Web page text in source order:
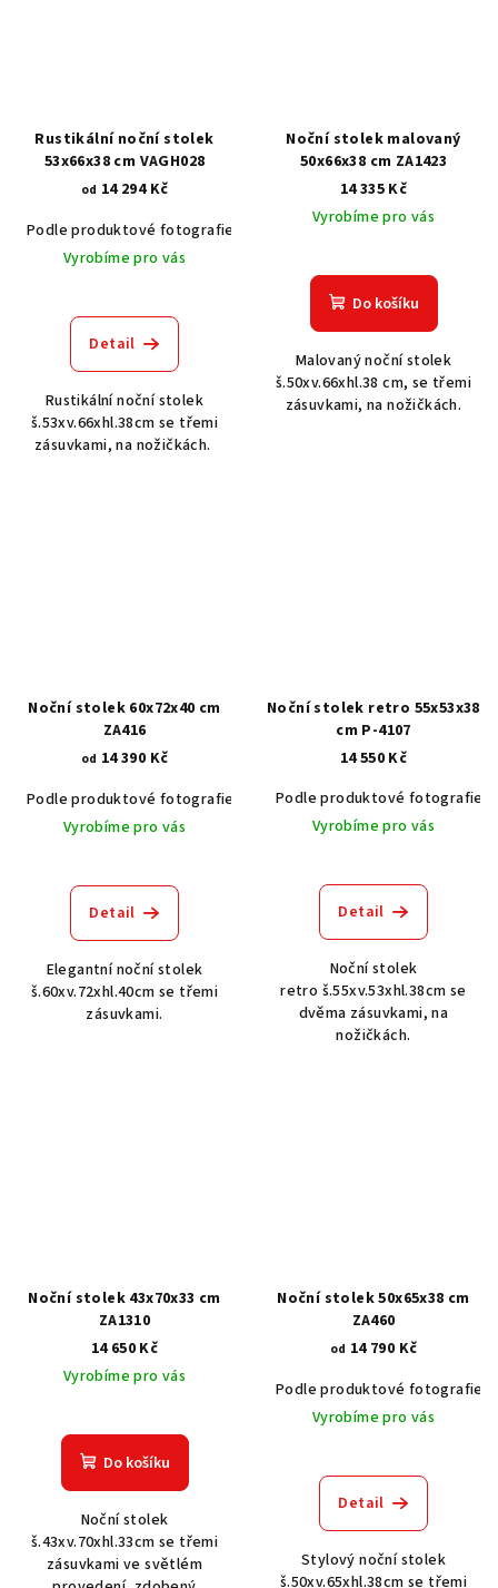
Rustikální noční stolek
53x66x38 cm VAGH028
od 14 294 Kč
Podle produktové fotografie
Akát vintage BT1551
Vyrobíme pro vás
Detail
Rustikální noční stolek
š.53xv.66xhl.38cm se třemi
zásuvkami, na nožičkách.
Noční stolek malovaný
50x66x38 cm ZA1423
14 335 Kč
Vyrobíme pro vás
Do košíku
Malovaný noční stolek
š.50xv.66xhl.38 cm, se třemi
zásuvkami, na nožičkách.
Noční stolek 60x72x40 cm
ZA416
od 14 390 Kč
Podle produktové fotografie
Akát vintage BT1551
Dub světlý
Vyrobíme pro vás
Detail
Elegantní noční stolek
š.60xv.72xhl.40cm se třemi
zásuvkami.
Noční stolek retro 55x53x38
cm P-4107
14 550 Kč
Podle produktové fotografie
Vyrobíme pro vás
Detail
Noční stolek
retro š.55xv.53xhl.38cm se
dvěma zásuvkami, na
nožičkách.
Noční stolek 43x70x33 cm
ZA1310
14 650 Kč
Vyrobíme pro vás
Do košíku
Noční stolek
š.43xv.70xhl.33cm se třemi
zásuvkami ve světlém
Noční stolek 50x65x38 cm
ZA460
od 14 790 Kč
Podle produktové fotografie
Vyrobíme pro vás
Detail
Stylový noční stolek
š.50xv.65xhl.38cm se třemi